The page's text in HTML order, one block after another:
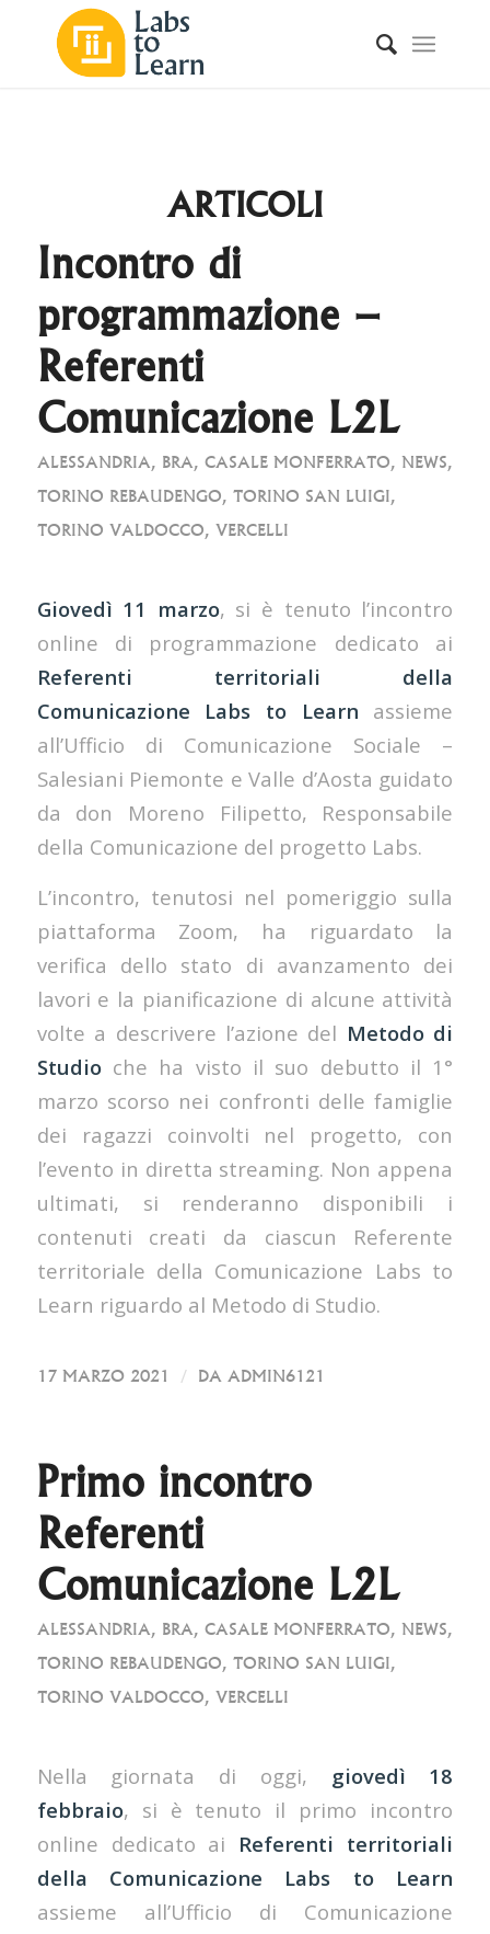
ARTICOLI
Incontro di
programmazione –
Referenti
Comunicazione L2L
ALESSANDRIA, BRA, CASALE MONFERRATO, NEWS,
TORINO REBAUDENGO, TORINO SAN LUIGI,
TORINO VALDOCCO, VERCELLI
Giovedì 11 marzo, si è tenuto l’incontro
online di programmazione dedicato ai
Referenti territoriali della
Comunicazione Labs to Learn assieme
all’Ufficio di Comunicazione Sociale –
Salesiani Piemonte e Valle d’Aosta guidato
da don Moreno Filipetto, Responsabile
della Comunicazione del progetto Labs.
L’incontro, tenutosi nel pomeriggio sulla
piattaforma Zoom, ha riguardato la
verifica dello stato di avanzamento dei
lavori e la pianificazione di alcune attività
volte a descrivere l’azione del Metodo di
Studioche ha visto il suo debutto il 1°
marzo scorso nei confronti delle famiglie
dei ragazzi coinvolti nel progetto, con
l’evento in diretta streaming. Non appena
ultimati, si renderanno disponibili i
contenuti creati da ciascun Referente
territoriale della Comunicazione Labs to
Learn riguardo al Metodo di Studio.
17 MARZO 2021 / DA ADMIN6121
Primo incontro
Referenti
Comunicazione L2L
ALESSANDRIA, BRA, CASALE MONFERRATO, NEWS,
TORINO REBAUDENGO, TORINO SAN LUIGI,
TORINO VALDOCCO, VERCELLI
Nella giornata di oggi, giovedì 18
febbraio, si è tenuto il primo incontro
online dedicato ai Referenti territoriali
della Comunicazione Labs to Learn
assieme all’Ufficio di Comunicazione